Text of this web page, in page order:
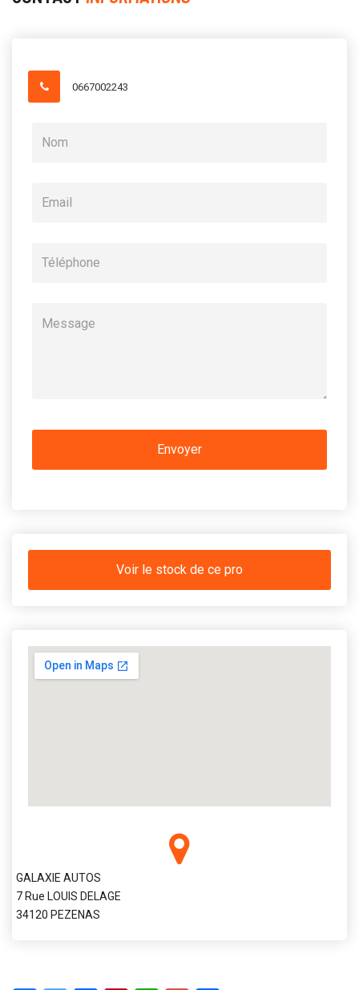
0667002243
Voir le stock de ce pro
GALAXIE AUTOS
7 Rue LOUIS DELAGE
34120 PEZENAS